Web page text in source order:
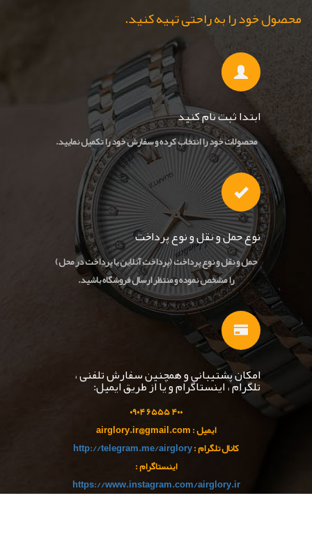
محصول خود را به راحتی تهیه کنید.
ابتدا ثبت نام کنید
محصولات خود را انتخاب کرده و سفارش خود را تکمیل نمایید.
نوع حمل و نقل و نوع پرداخت
حمل و نقل و نوع پرداخت (پرداخت آنلاین یا پرداخت در محل)
را مشخص نموده و منتظر ارسال فروشگاه باشید.
امکان پشتیبانی و همچنین سفارش تلفنی ،
تلگرام ، اینستاگرام و یا از طریق ایمیل:
۴۰۰ ۶۵۵۵ ۰ ۹۰۴
ایمیل : airglory.ir@gmail.com
کانال تلگرام :http://telegram.me/airglory
اینستاگرام :
https://www.instagram.com/airglory.ir